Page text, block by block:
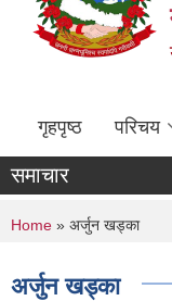
गृहपृष्ठ परिचय
समाचार
You are here
Home » अर्जुन खड्का
अर्जुन खड्का